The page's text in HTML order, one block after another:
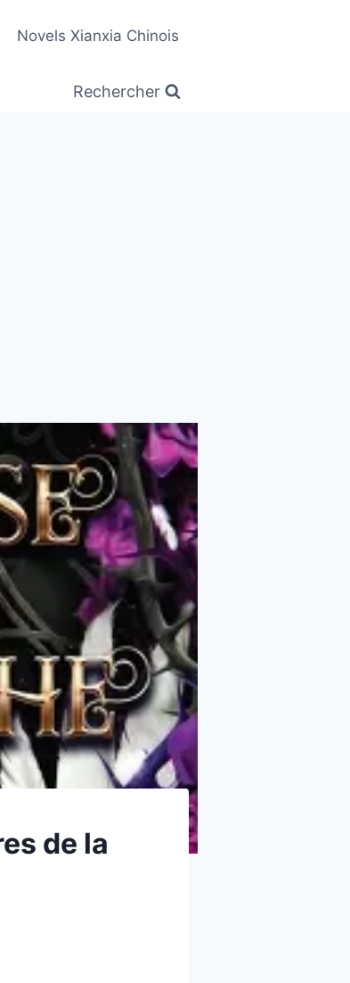
Novels Xianxia Chinois
Rechercher
de la